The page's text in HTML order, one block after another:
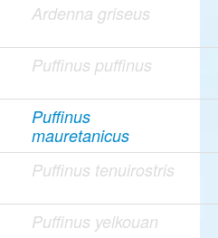
Ardenna griseus
Puffinus puffinus
Puffinus
mauretanicus
Puffinus tenuirostris
Puffinus yelkouan